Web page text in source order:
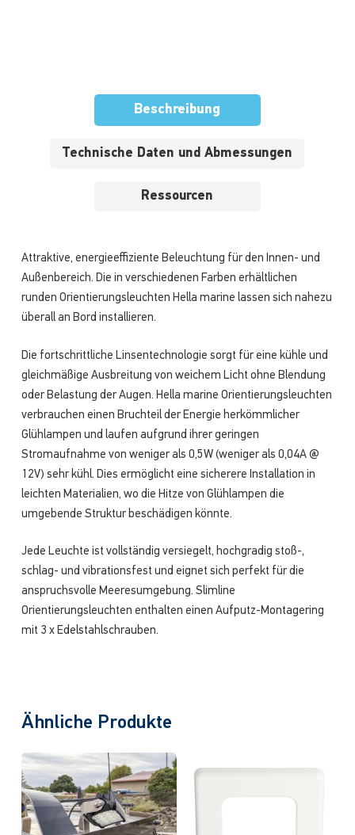
Beschreibung
Technische Daten und Abmessungen
Ressourcen
Attraktive, energieeffiziente Beleuchtung für den Innen- und
Außenbereich. Die in verschiedenen Farben erhältlichen
runden Orientierungsleuchten Hella marine lassen sich nahezu
überall an Bord installieren.
Die fortschrittliche Linsentechnologie sorgt für eine kühle und
gleichmäßige Ausbreitung von weichem Licht ohne Blendung
oder Belastung der Augen. Hella marine Orientierungsleuchten
verbrauchen einen Bruchteil der Energie herkömmlicher
Glühlampen und laufen aufgrund ihrer geringen
Stromaufnahme von weniger als 0,5W (weniger als 0,04A @
12V) sehr kühl. Dies ermöglicht eine sicherere Installation in
leichten Materialien, wo die Hitze von Glühlampen die
umgebende Struktur beschädigen könnte.
Jede Leuchte ist vollständig versiegelt, hochgradig stoß-,
schlag- und vibrationsfest und eignet sich perfekt für die
anspruchsvolle Meeresumgebung. Slimline
Orientierungsleuchten enthalten einen Aufputz-Montagering
mit 3 x Edelstahlschrauben.
Ähnliche Produkte